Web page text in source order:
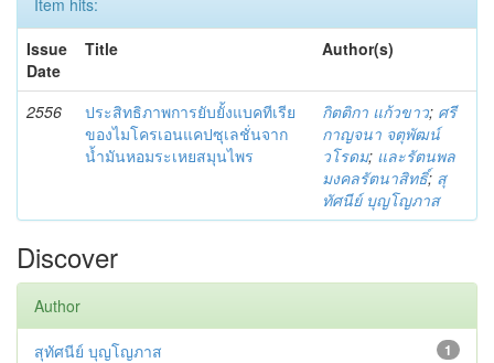
Issue
Date
Title Author(s)
2556
ประสิทธิภาพการยับยั้งแบคทีเรีย
ของไมโครเอนแคปซุเลชั่นจาก
น้ำมันหอมระเหยสมุนไพร
กิตติกา แก้วขาว; ศรี
กาญจนา จตุพัฒน์
วโรดม; และรัตนพล
มงคลรัตนาสิทธิ์; สุ
ทัศนีย์ บุญโญภาส
Discover
Author
1
สุทัศนีย์ บุญโญภาส